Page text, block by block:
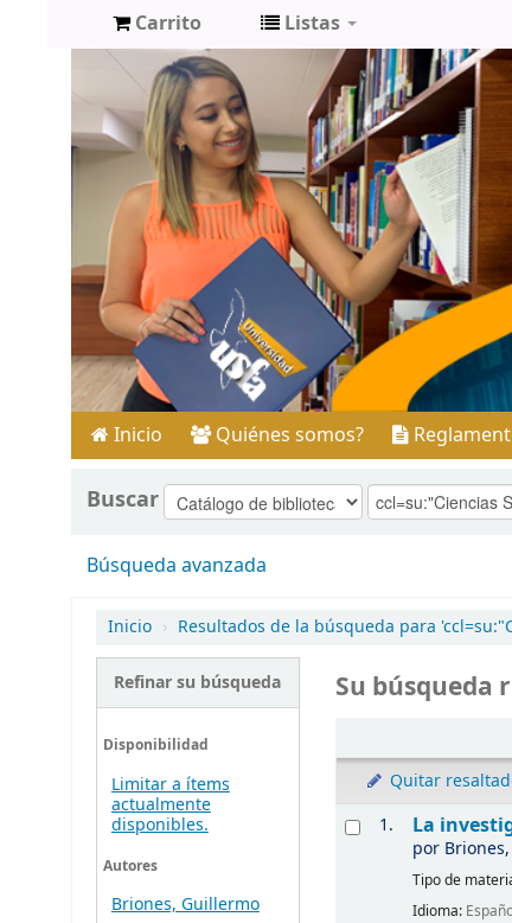
Carrito Listas
Inicio Quiénes somos?
Buscar
Búsqueda avanzada
Inicio › Resultados de la búsqueda para
Refinar su búsqueda
Disponibilidad
Limitar a ítems
actualmente
disponibles.
Autores
Briones, Guillermo
Su búsqueda
Quitar
1.
La
por
Tipo de
Idioma: